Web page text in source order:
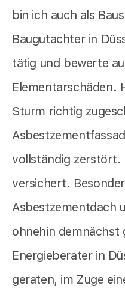
bin ich auch als
Baugutachter in
tätig und bewerte
Elementarschäden.
Sturm richtig
vollständig zerstört.
versichert.
Asbestzementdach
ohnehin demnächst
Energieberater in
geraten, im Zuge